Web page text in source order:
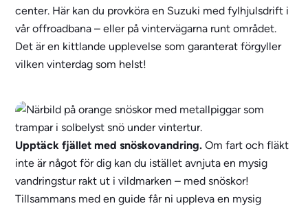
center. Här kan du provköra en Suzuki med fylhjulsdrift i
vår offroadbana – eller på vintervägarna runt området.
Det är en kittlande upplevelse som garanterat förgyller
vilken vinterdag som helst!
Upptäck fjället med snöskovandring.Om fart och fläkt
inte är något för dig kan du istället avnjuta en mysig
vandringstur rakt ut i vildmarken – med snöskor!
Tillsammans med en guide får ni uppleva en mysig